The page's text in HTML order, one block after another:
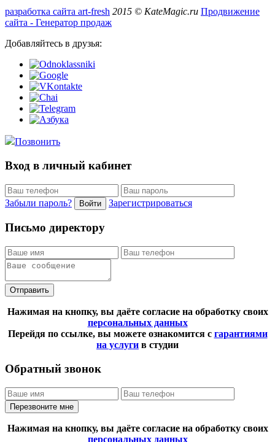
разработка сайта art-fresh 2015 © KateMagic.ru Продвижение
сайта - Генератор продаж
Добавляйтесь в друзья:
Позвонить
Вход в личный кабинет
Забыли пароль? Войти Зарегистрироваться
Письмо директору
Отправить
Нажимая на кнопку, вы даёте согласие на обработку своих
персональных данных
Перейдя по ссылке, вы можете ознакомится с гарантиями
на услуги в студии
Обратный звонок
Перезвоните мне
Нажимая на кнопку, вы даёте согласие на обработку своих
персональных данных